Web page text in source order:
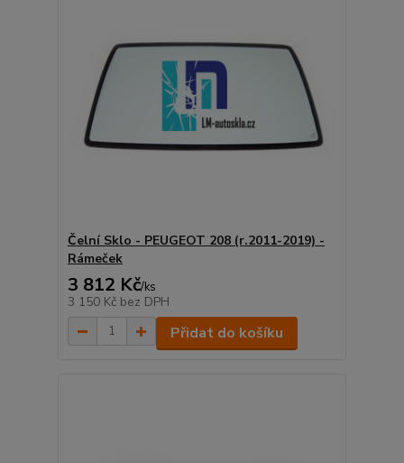
Čelní Sklo - PEUGEOT 208 (r.2011-2019) -
Rámeček
3 812 Kč/ks
3 150 Kč bez DPH
Přidat do košíku